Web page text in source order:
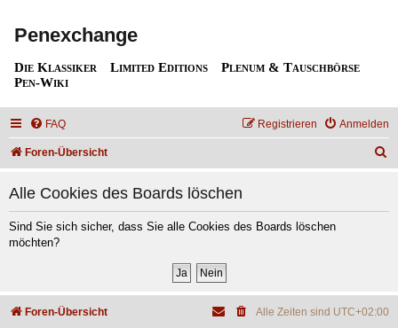
Penexchange
Die Klassiker Limited Editions
Plenum & Tauschbörse
Pen-Wiki
FAQ Anmelden
Registrieren
Foren-Übersicht
Alle Cookies des Boards löschen
Sind Sie sich sicher, dass Sie alle Cookies des Boards löschen
möchten?
Foren-Übersicht Alle Zeiten sind UTC+02:00